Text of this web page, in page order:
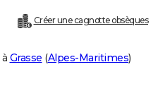
Créer une cagnotte obsèques
Grasse (Alpes-Maritimes)